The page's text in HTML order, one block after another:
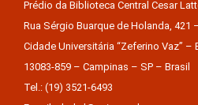
Prédio da Biblioteca Central Cesar
Rua Sérgio Buarque de Holanda, 421
Cidade Universitária “Zeferino Vaz” –
13083-859 – Campinas – SP – Brasil
Tel.: (19) 3521-6493